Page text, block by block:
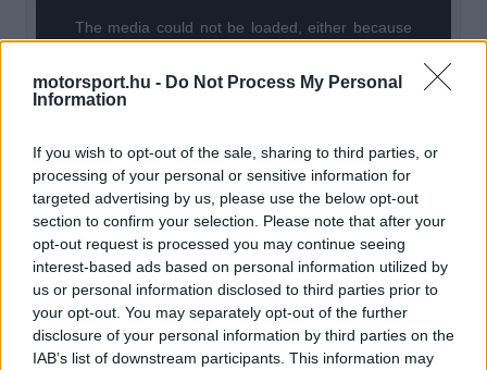
motorsport.hu - Do Not Process My Personal
Information
If you wish to opt-out of the sale, sharing to third parties, or
processing of your personal or sensitive information for
targeted advertising by us, please use the below opt-out
section to confirm your selection. Please note that after your
opt-out request is processed you may continue seeing
interest-based ads based on personal information utilized by
us or personal information disclosed to third parties prior to
your opt-out. You may separately opt-out of the further
disclosure of your personal information by third parties on the
IAB’s list of downstream participants. This information may
This
a
window.
The media could not be loaded, either because
is not supported.
A finn versenyző az elmúlt napokban járt először
a csapat silverstone-i létesítményeiben, ahol
megismerkedett az infrastruktúrával, találkozott a